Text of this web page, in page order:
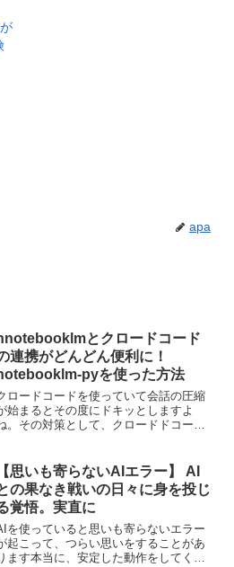
apa
とクロードコード
連携がどんどん便利に！
pyを使った方法
ロードコードを使っていて会話の圧縮
始まるとその度にドキッとしますよ
。その対策として、クロードドコード
います。
【思いも寄らないAIエラー】 AI
の果なき戦いの日々に身を投じ
覚悟。実直に
を使っていると思いも寄らないエラー
起こって、つらい思いをすることがあ
ます本当に、安定した動作をしてくれ